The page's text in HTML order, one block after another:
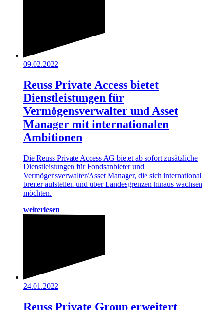
09.02.2022
Reuss Private Access bietet
Dienstleistungen für
Vermögensverwalter und Asset
Manager mit internationalen
Ambitionen
Die Reuss Private Access AG bietet ab sofort zusätzliche
Dienstleistungen für Fondsanbieter und
Vermögensverwalter/Asset Manager, die sich international
breiter aufstellen und über Landesgrenzen hinaus wachsen
möchten.
weiterlesen
24.01.2022
Reuss Private Group erweitert